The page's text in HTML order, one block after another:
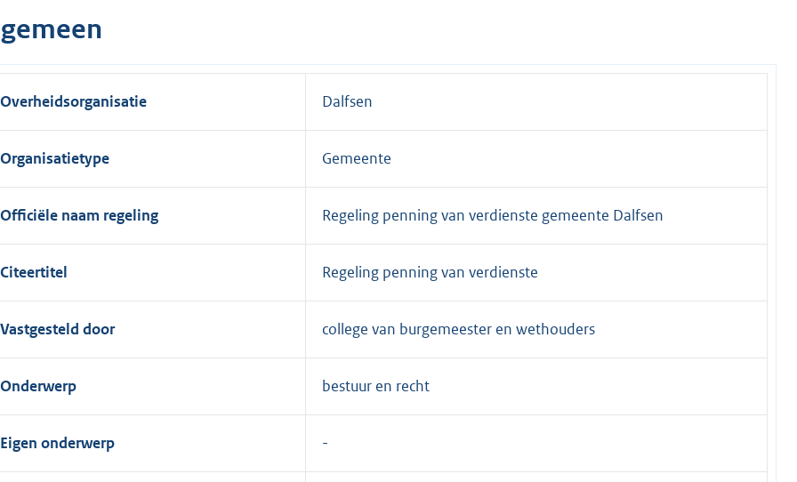
Overheidsorganisatie Dalfsen
Organisatietype Gemeente
Officiële naam regeling Regeling penning van verdienste gemeente Dalfsen
Citeertitel Regeling penning van verdienste
Vastgesteld door college van burgemeester en wethouders
Onderwerp bestuur en recht
Eigen onderwerp